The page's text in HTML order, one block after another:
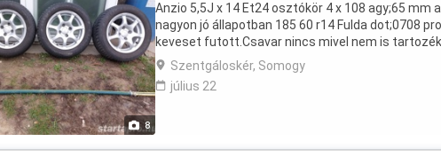
8
Anzio 5,5J x 14 Et24 osztókör 4 x 108 agy;65 mm
nagyon jó állapotban 185 60 r14 Fulda dot;0708
keveset futott.Csavar nincs mivel nem is
Szentgáloskér, Somogy
július 22